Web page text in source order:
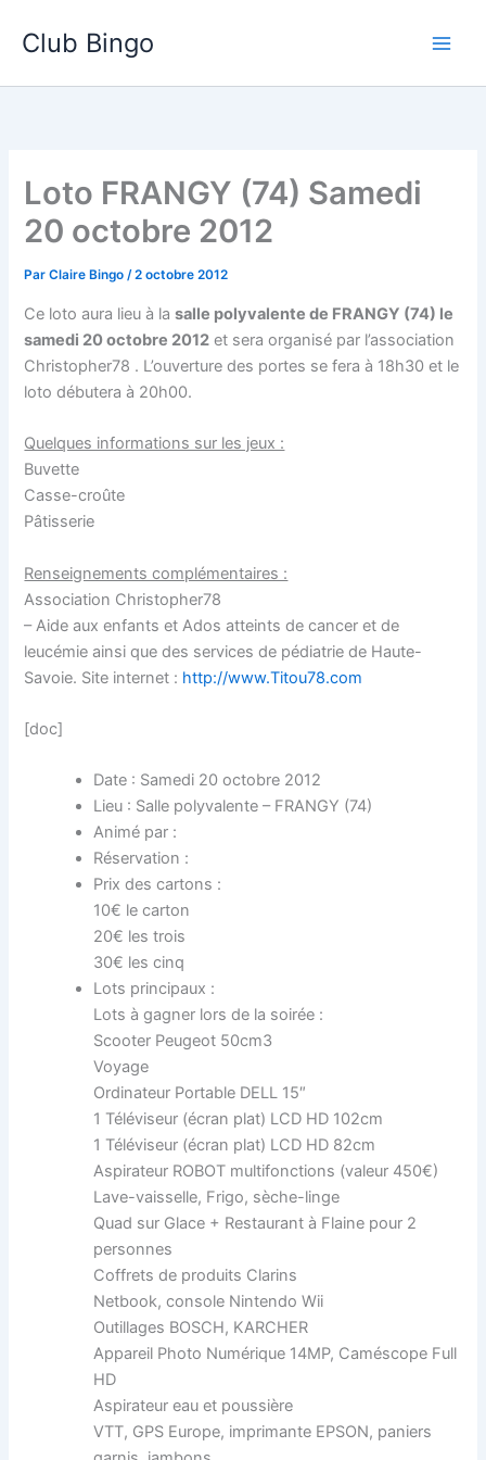
Club Bingo
Loto FRANGY (74) Samedi
20 octobre 2012
ParClaire Bingo/2 octobre 2012
Ce loto aura lieu à lasalle polyvalente de FRANGY (74) le
samedi 20 octobre 2012 et sera organisé par l’association
Christopher78 . L’ouverture des portes se fera à 18h30 et le
loto débutera à 20h00.
Quelques informations sur les jeux :
Buvette
Casse-croûte
Pâtisserie
Renseignements complémentaires :
Association Christopher78
– Aide aux enfants et Ados atteints de cancer et de
leucémie ainsi que des services de pédiatrie de Haute-
Savoie. Site internet : http://www.Titou78.com
[doc]
Date : Samedi 20 octobre 2012
Lieu : Salle polyvalente – FRANGY (74)
Animé par :
Réservation :
Prix des cartons :
10€ le carton
20€ les trois
30€ les cinq
Lots principaux :
Lots à gagner lors de la soirée :
Scooter Peugeot 50cm3
Voyage
Ordinateur Portable DELL 15″
1 Téléviseur (écran plat) LCD HD 102cm
1 Téléviseur (écran plat) LCD HD 82cm
Aspirateur ROBOT multifonctions (valeur 450€)
Lave-vaisselle, Frigo, sèche-linge
Quad sur Glace + Restaurant à Flaine pour 2
personnes
Coffrets de produits Clarins
Netbook, console Nintendo Wii
Outillages BOSCH, KARCHER
Appareil Photo Numérique 14MP, Caméscope Full
HD
Aspirateur eau et poussière
VTT, GPS Europe, imprimante EPSON, paniers